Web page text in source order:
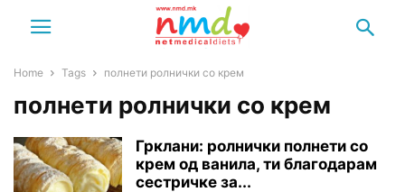
Home Tags полнети ролнички со крем
полнети ролнички со крем
Грклани: ролнички полнети со
крем од ванила, ти благодарам
сестричке за...